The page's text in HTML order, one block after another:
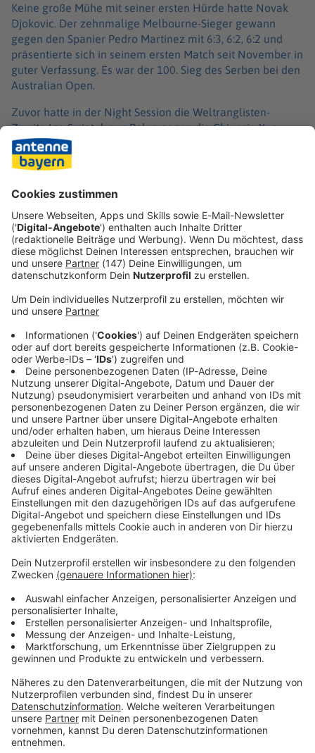
Keine große Mühe mit seiner ersten Hürde hatte Novak
Djokovic. Der zehnmalige Melbourne-Sieger gewann
gegen den Spanier Pedro Martinez mit 6:3, 6:2, 6:2 und
präsentierte sich in seinem ersten Match seit November in
guter Verfassung. Es war der 100. Sieg des Serben bei den
Australian Open.
Zuvor hatte in der Night Session die Weltranglisten-
Zweite Iga Swiatek aus Polen gegen die Chinesin Yuan
Yue mit 7:6 (7:5), 6:3 gewonnen. Auch Coco Gauff aus den
USA kam durch ein 6:2, 6:3 gegen die Usbekin Kamilla
Rachimowa weiter und feierte im Alter von 21 Jahren
bereits ihren 75. Sieg bei einem der vier Grand-Slam-
Immer auf dem Laufenden
bleiben!
Verpass' nichts mehr - mit unserem kostenlosen
ANTENNE BAYERN Newsletter. Ob Nachrichten,
Lifestyle oder unsere neuesten Aktionen - wir
informieren dich.
Zum Newsletter anmelden
Du möchtest uns etwas sagen?